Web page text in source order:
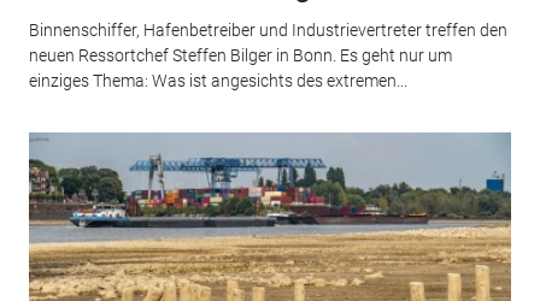
Binnenschiffer, Hafenbetreiber und Industrievertreter treffen den
neuen Ressortchef Steffen Bilger in Bonn. Es geht nur um
einziges Thema: Was ist angesichts des extremen...